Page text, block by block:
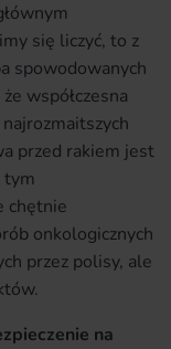
się liczyć, to z
spowodowanych
współczesna
przed rakiem jest
tym
chętnie
onkologicznych
przez polisy, ale
na